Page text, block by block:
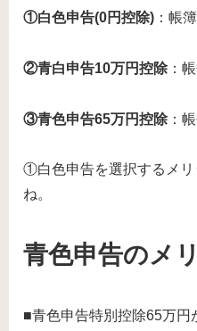
①白色申告(0円控除) ：帳
②青白申告10万円控除：
③青色申告65万円控除：
①白色申告を選択するメリ
ね。
青色申告のメ
■青色申告特別控除65万円